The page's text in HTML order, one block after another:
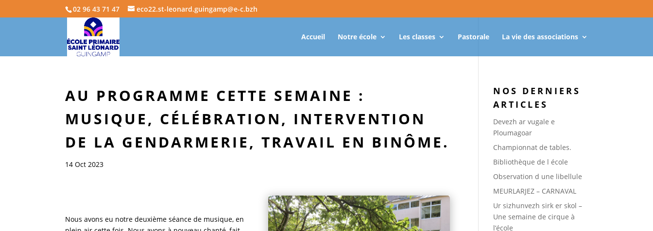
02 96 43 71 47 eco22.st-leonard.guingamp@e-c.bzh
Accueil Notre école Les classes Pastorale La vie des associations
AU PROGRAMME CETTE SEMAINE :
MUSIQUE, CÉLÉBRATION, INTERVENTION
DE LA GENDARMERIE, TRAVAIL EN BINÔME.
14 Oct 2023
Nous avons eu notre deuxième séance de musique, en
NOS DERNIERS
ARTICLES
Devezh ar vugale e
Ploumagoar
Championnat de tables.
Bibliothèque de l école
Observation d une libellule
MEURLARJEZ – CARNAVAL
Ur sizhunvezh sirk er skol –
Une semaine de cirque à
l’école